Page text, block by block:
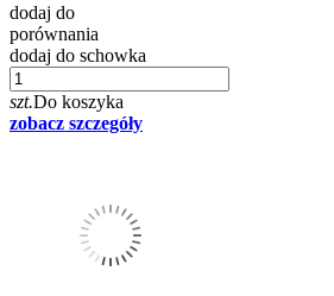
dodaj do
porównania
dodaj do schowka
szt.Do koszyka
zobacz szczegóły